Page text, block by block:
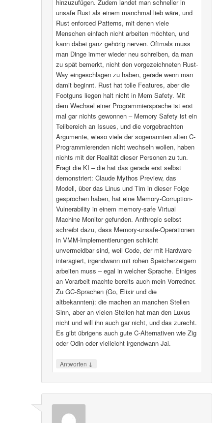
hinzuzufügen. Zudem landet man schneller in
unsafe Rust als einem manchmal lieb wäre, und
Rust enforced Patterns, mit denen viele
Menschen einfach nicht arbeiten möchten, und
kann dabei ganz gehörig nerven. Oftmals muss
man Dinge immer wieder neu schreiben, da man
zu spät bemerkt, nicht den vorgezeichneten Rust-
Way eingeschlagen zu haben, gerade wenn man
damit beginnt. Rust hat tolle Features, aber die
Footguns liegen halt nicht in Mem Safety. Mit
dem Wechsel einer Programmiersprache ist erst
mal gar nichts gewonnen – Memory Safety ist ein
Teilbereich an Issues, und die vorgebrachten
Argumente, wieso viele der sogenannten alten C-
Programmierenden nicht wechseln wollen, haben
nichts mit der Realität dieser Personen zu tun.
Fragt die KI – die hat das gerade erst selbst
demonstriert: Claude Mythos Preview, das
Modell, über das Linus und Tim in dieser Folge
gesprochen haben, hat eine Memory-Corruption-
Vulnerability in einem memory-safe Virtual
Machine Monitor gefunden. Anthropic selbst
schreibt dazu, dass Memory-unsafe-Operationen
in VMM-Implementierungen schlicht
unvermeidbar sind, weil Code, der mit Hardware
interagiert, irgendwann mit rohen Speicherzeigern
arbeiten muss – egal in welcher Sprache. Einiges
an Vorarbeit machte bereits auch mein Vorredner.
Zu GC-Sprachen (Go, Elixir und die
altbekannten): die machen an manchen Stellen
Sinn, aber an vielen Stellen hat man den Luxus
nicht und will ihn auch gar nicht, und das zurecht.
Es gibt übrigens auch gute C-Alternativen wie Zig
oder Odin oder vielleicht irgendwann Jai.
Antworten ↓